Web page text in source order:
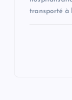
transporté à